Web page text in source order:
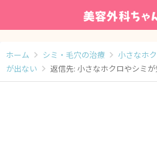
ホーム シミ・毛穴の治療
小さなホ
が出ない
返信先: 小さなホクロやシミ